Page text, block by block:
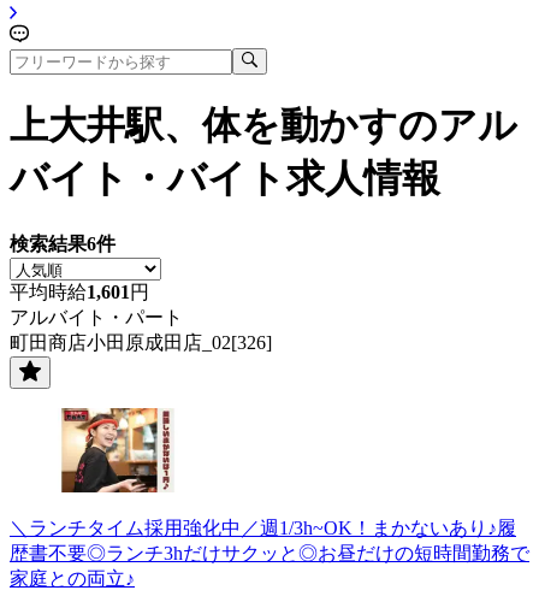
上大井駅、体を動かすのアル
バイト・バイト求人情報
検索結果6件
平均時給1,601 円
アルバイト・パート
町田商店小田原成田店_02[326]
＼ランチタイム採用強化中／週1/3h~OK！まかないあり♪履
歴書不要◎ランチ3hだけサクッと◎お昼だけの短時間勤務で
家庭との両立♪